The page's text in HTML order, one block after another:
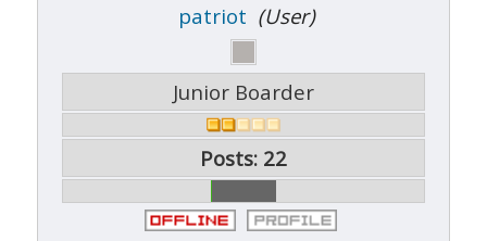
patriot (User)
Junior Boarder
Posts: 22